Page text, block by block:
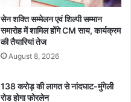
सेन शक्ति सम्मेलन एवं शिल्पी सम्मान
समारोह में शामिल होंगे CM साय, कार्यक्रम
की तैयारियां तेज
August 8, 2026
138 करोड़ की लागत से नांदघाट-मुंगेली
रोड होगा फोरलेन